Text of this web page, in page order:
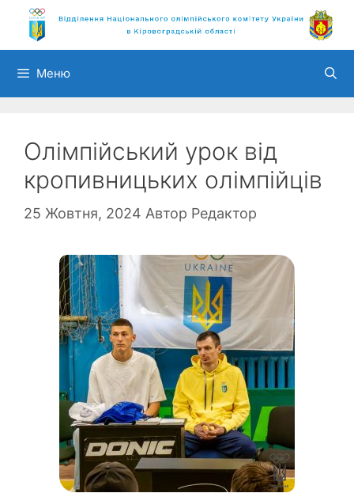
Перейти
вмісту
Меню
Олімпійський урок від
кропивницьких олімпійців
25 Жовтня, 2024 Автор Редактор